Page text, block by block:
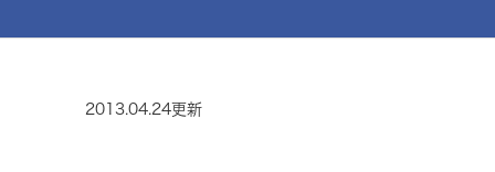
2013.04.24更新